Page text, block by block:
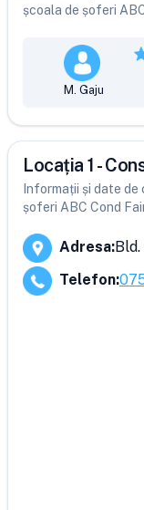
școala de șoferi
M. Gaju
Locația 1 -
Informații și date
șoferi ABC Cond
Adresa:
Telefon: